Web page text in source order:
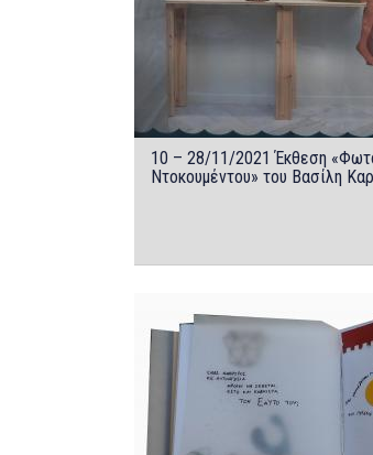
10 – 28/11/2021 Έκθεση
Ντοκουμέντου» του Βασίλη